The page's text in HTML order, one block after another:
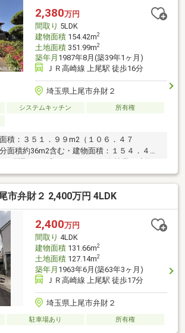
住まい探しをお手伝いします
詳細・ご相談はお気軽にお問い合わせく
2,380万円
間取り 5LDK
建物面積154.42m2
土地面積351.99m2
築年月 1987年8月(築39年1ヶ月)
ＪＲ高崎線 上尾駅 徒歩16分
埼玉県上尾市弁財２
システムキッチン
所有権
：３５１．９９m2（１０６．４７
積約36m2含む・建物面積：１５４．４２
納複数箇所有・ＬＤに面したサンルーム有
き、雨の日に便利です～・出窓に面した壁
有・洗面室はキッチン側と廊下側の２WAY
２階全室南東向き形状：路地状部分有土地
36.00m2含む増築未登記部分有：サンルーム
広告要件備考その他:弁財地区地区計画有
市弁財２ 2,400万円 4LDK
2,400万円
間取り 4LDK
建物面積131.66m2
土地面積127.14m2
築年月 1963年6月(築63年3ヶ月)
ＪＲ高崎線 上尾駅 徒歩17分
埼玉県上尾市弁財２
駐車場あり 所有権